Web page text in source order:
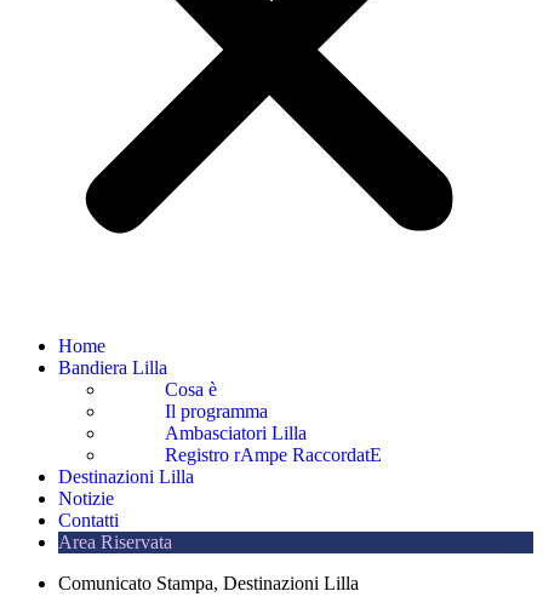
Home
Bandiera Lilla
Cosa è
Il programma
Ambasciatori Lilla
Registro rAmpe RaccordatE
Destinazioni Lilla
Notizie
Contatti
Area Riservata
Comunicato Stampa, Destinazioni Lilla